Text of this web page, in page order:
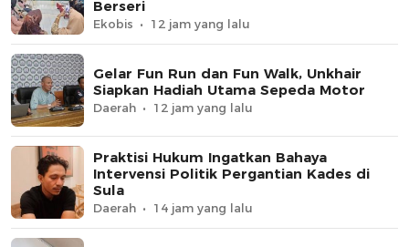
Berseri
Ekobis 12 jam yang lalu
Gelar Fun Run dan Fun Walk, Unkhair
Siapkan Hadiah Utama Sepeda Motor
Daerah 12 jam yang lalu
Praktisi Hukum Ingatkan Bahaya
Intervensi Politik Pergantian Kades di
Sula
Daerah 14 jam yang lalu